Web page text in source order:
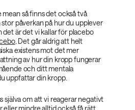
så finns det också två
påverkan på hur du upplever
är det vi kallar för placebo
. Det går aldrig att helt
existens mot det mer
av hur din kropp fungerar
och ditt mentala
uppfattar din kropp.
själva om att vi reagerar negativt
eller mindre alltid också få rätt